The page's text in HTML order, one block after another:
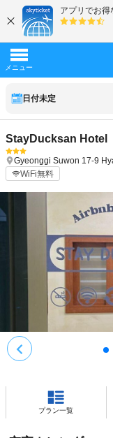
日付未定
StayDucksan Hotel
Gyeonggi Suwon 17-9
WiFi無料
プラン一覧